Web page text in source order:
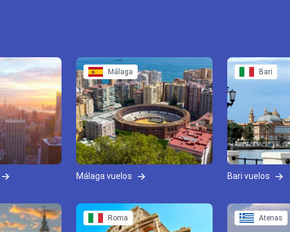
Málaga
Málaga vuelos
Bari
Bari vuelos
Roma Atenas